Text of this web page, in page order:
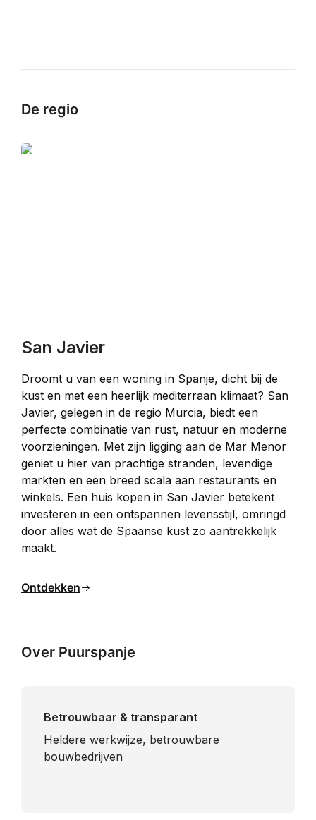
De regio
San Javier
Droomt u van een woning in Spanje, dicht bij de
kust en met een heerlijk mediterraan klimaat? San
Javier, gelegen in de regio Murcia, biedt een
perfecte combinatie van rust, natuur en moderne
voorzieningen. Met zijn ligging aan de Mar Menor
geniet u hier van prachtige stranden, levendige
markten en een breed scala aan restaurants en
winkels. Een huis kopen in San Javier betekent
investeren in een ontspannen levensstijl, omringd
door alles wat de Spaanse kust zo aantrekkelijk
maakt.
Ontdekken
Over Puurspanje
Betrouwbaar & transparant
Heldere werkwijze, betrouwbare
bouwbedrijven